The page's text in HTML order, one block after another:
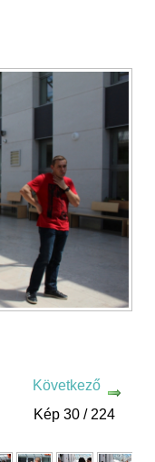
Következő
Kép 30 / 224